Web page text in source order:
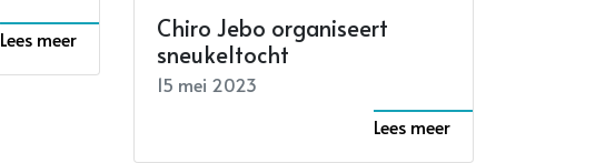
Lees meer
Chiro Jebo organiseert
sneukeltocht
15 mei 2023
Lees meer